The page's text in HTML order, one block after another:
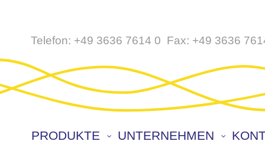
Direkt
Inhalt
Telefon: +49 3636 7614 0 Fax: +49 3636
PRODUKTE UNTERNEHMEN